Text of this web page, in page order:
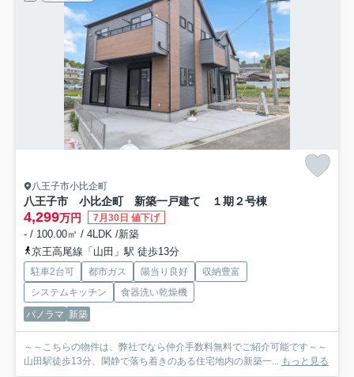
八王子市小比企町
八王子市 小比企町 新築一戸建て １期 ２号棟
4,299万円 7月30日 値下げ
- / 100.00㎡ / 4LDK /新築
京王高尾線「山田」駅 徒歩13分
駐車2台可 都市ガス 陽当り良好
収納豊富
システムキッチン
食器洗い乾燥機
パノラマ 新築
～～こちらの物件は、弊社でなら仲介手数料無料でご紹介可能です～～
山田駅徒歩13分、閑静で落ち着きのある住宅地内の新築一... もっと見る